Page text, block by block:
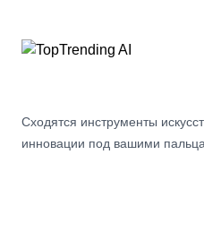
сделать строительство
расширяет возможности
Сходятся инструменты
инновации под вашими